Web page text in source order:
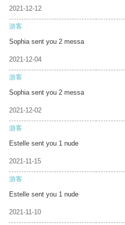
2021-12-12
游客
Sophia sent you 2 messa
2021-12-04
游客
Sophia sent you 2 messa
2021-12-02
游客
Estelle sent you 1 nude
2021-11-15
游客
Estelle sent you 1 nude
2021-11-10